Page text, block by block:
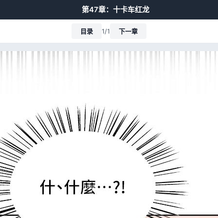
第47章：十卡车红龙
目录 1/1 下一章